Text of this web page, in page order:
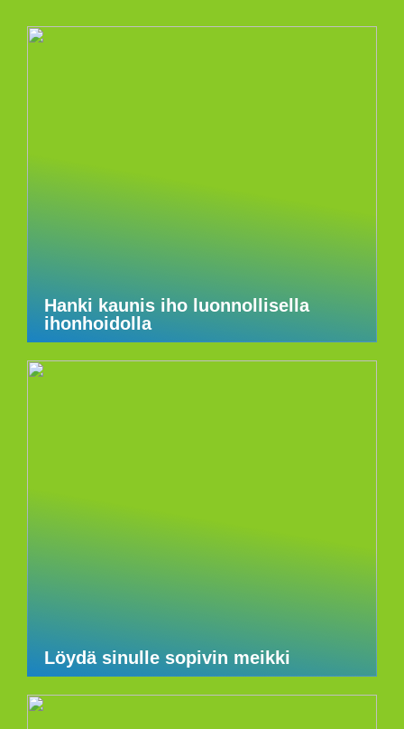
Hanki kaunis iho luonnollisella
ihonhoidolla
Löydä sinulle sopivin meikki